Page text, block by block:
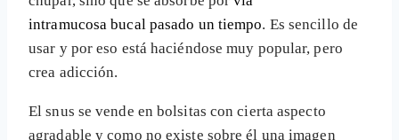
intramucosa bucal pasado un tiempo. Es sencillo de
usar y por eso está haciéndose muy popular, pero
crea adicción.
El snus se vende en bolsitas con cierta aspecto
agradable y como no existe sobre él una imagen